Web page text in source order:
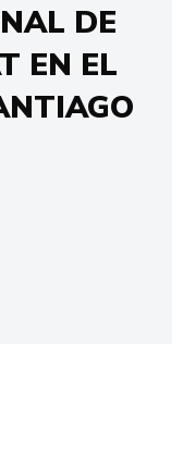
DE
EN EL